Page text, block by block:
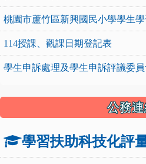
桃園市蘆竹區新興國民小學學生
114授課、觀課日期登記表
學生申訴處理及學生申訴評議委
公務
學習扶助科技化評